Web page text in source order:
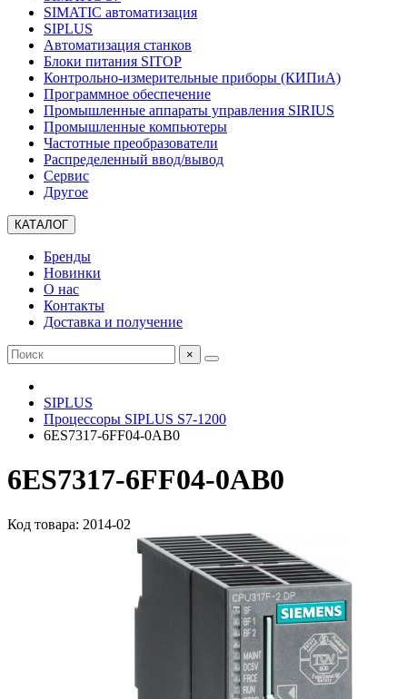
SIMATIC автоматизация
SIPLUS
Автоматизация станков
Блоки питания SITOP
Контрольно-измерительные приборы (КИПиА)
Программное обеспечение
Промышленные аппараты управления SIRIUS
Промышленные компьютеры
Частотные преобразователи
Распределенный ввод/вывод
Сервис
Другое
КАТАЛОГ
Бренды
Новинки
О нас
Контакты
Доставка и получение
×
SIPLUS
Процессоры SIPLUS S7-1200
6ES7317-6FF04-0AB0
6ES7317-6FF04-0AB0
Код товара: 2014-02